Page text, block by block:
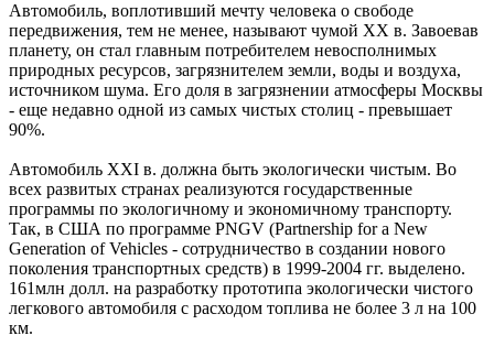
Автомобиль, воплотивший мечту человека о свободе
передвижения, тем не менее, называют чумой XX в. Завоевав
планету, он стал главным потребителем невосполнимых
природных ресурсов, загрязнителем земли, воды и воздуха,
источником шума. Его доля в загрязнении атмосферы Москвы
- еще недавно одной из самых чистых столиц - превышает
90%.
Автомобиль ХХI в. должна быть экологически чистым. Во
всех развитых странах реализуются государственные
программы по экологичному и экономичному транспорту.
Так, в США по программе PNGV (Partnership for a New
Generation of Vehicles - сотрудничество в создании нового
поколения транспортных средств) в 1999-2004 гг. выделено.
161млн долл. на разработку прототипа экологически чистого
легкового автомобиля с расходом топлива не более 3 л на 100
км.